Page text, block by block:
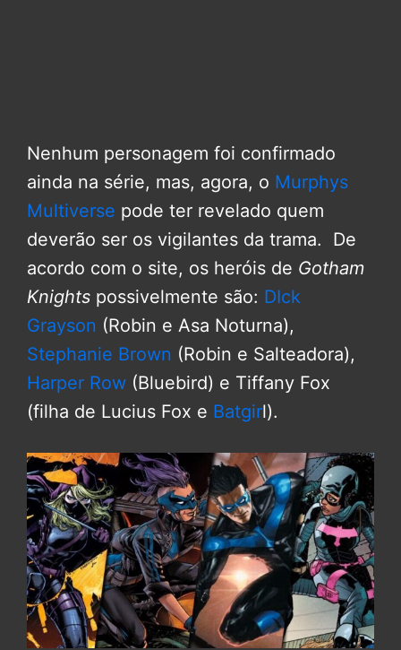
Nenhum personagem foi confirmado
ainda na série, mas, agora, o Murphys
Multiverse pode ter revelado quem
deverão ser os vigilantes da trama. De
acordo com o site, os heróis de Gotham
Knights possivelmente são: DIck
Grayson (Robin e Asa Noturna),
Stephanie Brown (Robin e Salteadora),
Harper Row (Bluebird) e Tiffany Fox
(filha de Lucius Fox e Batgirl).